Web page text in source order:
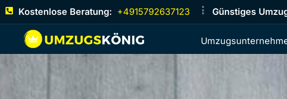
Kostenlose Beratung: +4915792637123 Günstiges